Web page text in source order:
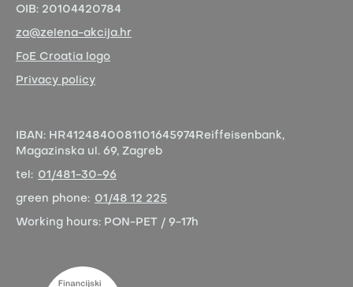
OIB: 20104420784
za@zelena-akcija.hr
FoE Croatia logo
Privacy policy
IBAN: HR4124840081101645974 Reiffeisenbank,
Magazinska ul. 69, Zagreb
tel: 01/481-30-96
green phone: 01/48 12 225
Working hours: PON-PET / 9-17h